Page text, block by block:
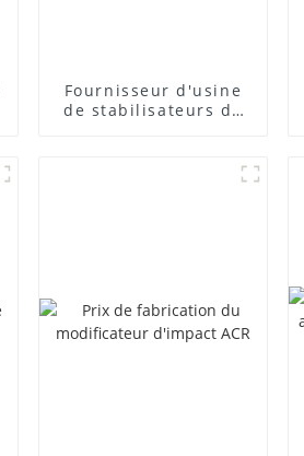
Fournisseur d'usine
de stabilisateurs de